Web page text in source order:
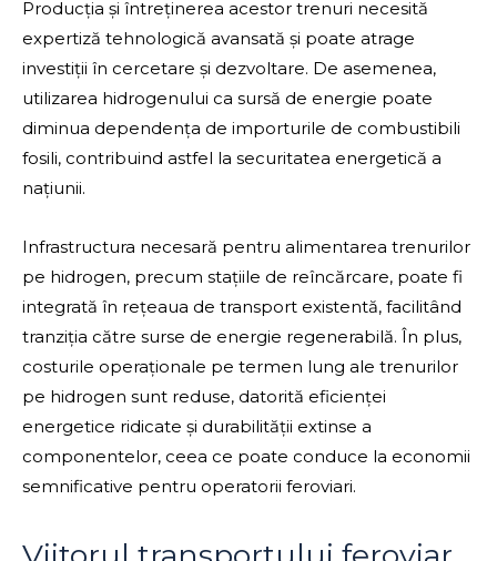
Producția și întreținerea acestor trenuri necesită
expertiză tehnologică avansată și poate atrage
investiții în cercetare și dezvoltare. De asemenea,
utilizarea hidrogenului ca sursă de energie poate
diminua dependența de importurile de combustibili
fosili, contribuind astfel la securitatea energetică a
națiunii.
Infrastructura necesară pentru alimentarea trenurilor
pe hidrogen, precum stațiile de reîncărcare, poate fi
integrată în rețeaua de transport existentă, facilitând
tranziția către surse de energie regenerabilă. În plus,
costurile operaționale pe termen lung ale trenurilor
pe hidrogen sunt reduse, datorită eficienței
energetice ridicate și durabilității extinse a
componentelor, ceea ce poate conduce la economii
semnificative pentru operatorii feroviari.